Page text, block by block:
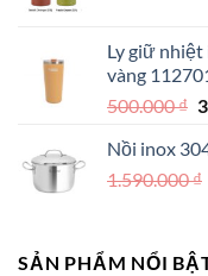
Ly giữ nhiệt
vàng
500.000₫
Nồi inox
1.590.000₫
SẢN PHẨM NỔI